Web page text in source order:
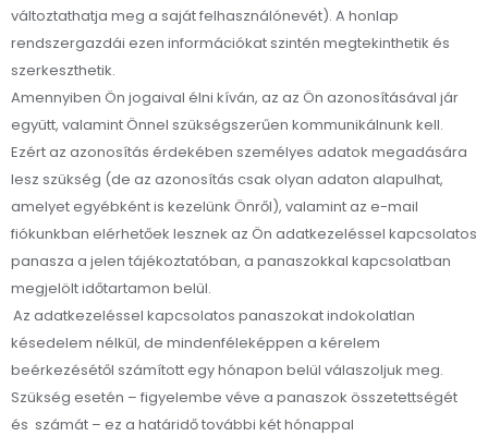
változtathatja meg a saját felhasználónevét). A honlap
rendszergazdái ezen információkat szintén megtekinthetik és
szerkeszthetik.
Amennyiben Ön jogaival élni kíván, az az Ön azonosításával jár
együtt, valamint Önnel szükségszerűen kommunikálnunk kell.
Ezért az azonosítás érdekében személyes adatok megadására
lesz szükség (de az azonosítás csak olyan adaton alapulhat,
amelyet egyébként is kezelünk Önről), valamint az e-mail
fiókunkban elérhetőek lesznek az Ön adatkezeléssel kapcsolatos
panasza a jelen tájékoztatóban, a panaszokkal kapcsolatban
megjelölt időtartamon belül.
Az adatkezeléssel kapcsolatos panaszokat indokolatlan
késedelem nélkül, de mindenféleképpen a kérelem
beérkezésétől számított egy hónapon belül válaszoljuk meg.
Szükség esetén – figyelembe véve a panaszok összetettségét
és számát – ez a határidő további két hónappal